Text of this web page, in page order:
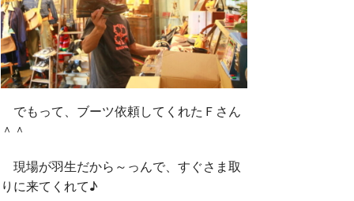
でもって、ブーツ依頼してくれたＦさん
＾＾
現場が羽生だから～っんで、すぐさま取
りに来てくれて♪